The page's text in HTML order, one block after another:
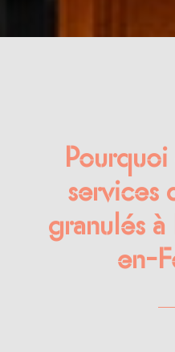
services
granulés
en-